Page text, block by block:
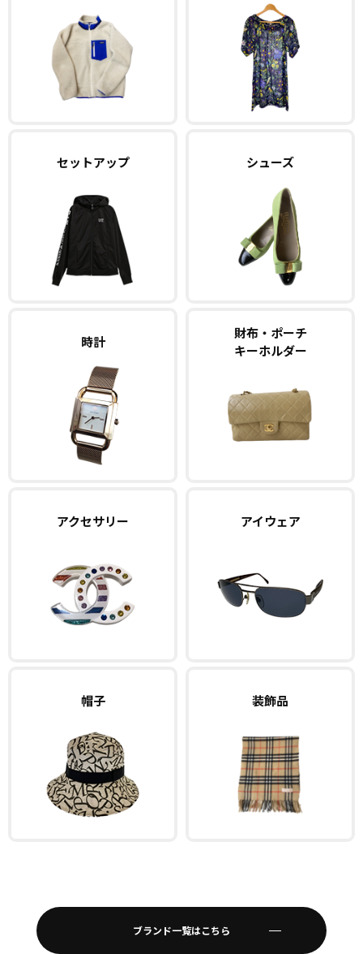
セットアップ シューズ
時計
財布・ポーチ
キーホルダー
アクセサリー アイウェア
帽子 装飾品
ブランド一覧はこちら